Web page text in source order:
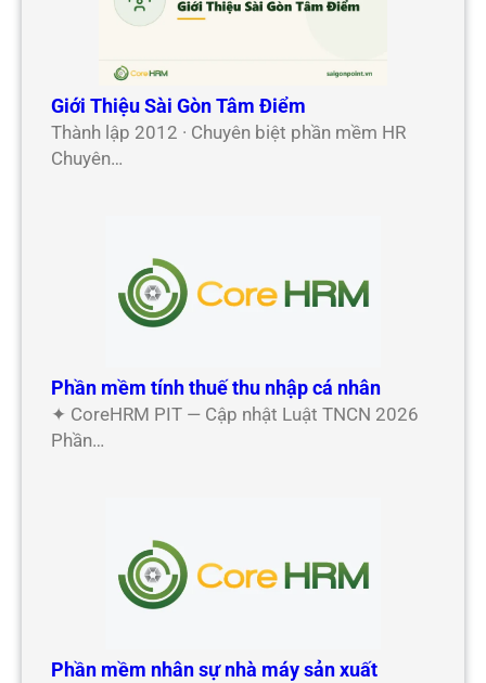
Giới Thiệu Sài Gòn Tâm Điểm
Thành lập 2012 · Chuyên biệt phần mềm HR
Chuyên…
Phần mềm tính thuế thu nhập cá nhân
✦ CoreHRM PIT — Cập nhật Luật TNCN 2026
Phần…
Phần mềm nhân sự nhà máy sản xuất